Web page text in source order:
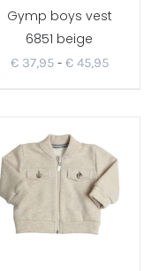
Gymp boys vest
6851 beige
€37,95 - €45,95